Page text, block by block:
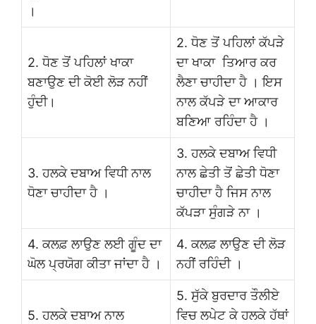
।
2. ਧੋਣ ਤੋਂ ਪਹਿਲਾਂ ਖਾਕਾ
ਬਣਾਉਣ ਦੀ ਕੋਈ ਲੋੜ ਨਹੀਂ
ਹੁੰਦੀ।
2. ਧੋਣ ਤੋਂ ਪਹਿਲਾਂ ਕੱਪੜੇ
ਦਾ ਖਾਕਾ ਤਿਆਰ ਕਰ
ਲੈਣਾ ਚਾਹੀਦਾ ਹੈ । ਇਸ
ਨਾਲ ਕੱਪੜੇ ਦਾ ਆਕਾਰ
ਬਣਿਆ ਰਹਿੰਦਾ ਹੈ ।
3. ਹਲਕੇ ਦਬਾਅ ਵਿਧੀ ਨਾਲ
ਧੋਣਾ ਚਾਹੀਦਾ ਹੈ ।
3. ਹਲਕੇ ਦਬਾਅ ਵਿਧੀ
ਨਾਲ ਛੇਤੀ ਤੋਂ ਛੇਤੀ ਧੋਣਾ
ਚਾਹੀਦਾ ਹੈ ਜਿਸ ਨਾਲ
ਕੱਪੜਾ ਸੁੰਗੜੇ ਨਾ ।
4. ਕਲਫ਼ ਲਾਉਣ ਲਈ ਗੂੰਦ ਦਾ
ਘੋਲ ਪ੍ਰਯੋਗ ਕੀਤਾ ਜਾਂਦਾ ਹੈ ।
4. ਕਲਫ਼ ਲਾਉਣ ਦੀ ਲੋੜ
ਨਹੀਂ ਰਹਿੰਦੀ ।
5. ਹਲਕੇ ਦਬਾਅ ਨਾਲ
5. ਸੁੱਕੇ ਬੁਰਦਾਰ ਤੌਲੀਏ
ਵਿਚ ਲਪੇਟ ਕੇ ਹਲਕੇ ਹੱਥਾਂ